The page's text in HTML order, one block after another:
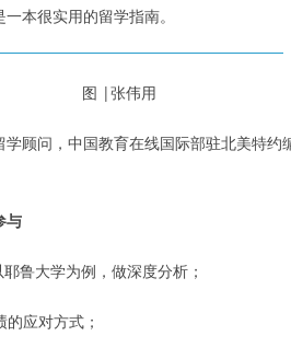
本很实用的留学指南。
图 |张伟用
顾问，中国教育在线国际部驻北美特约
与
鲁大学为例，做深度分析；
应对方式；